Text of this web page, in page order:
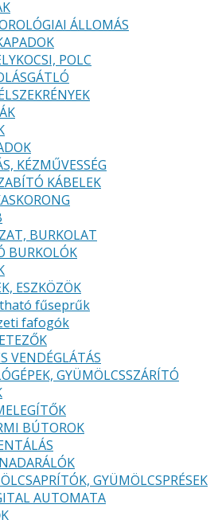
ÁLLOMÁS
POLC
KÉZMŰVESSÉG
KÁBELEK
BURKOLAT
BURKOLÓK
ESZKÖZÖK
fűseprűk
fafogók
VENDÉGLÁTÁS
GYÜMÖLCSSZÁRÍTÓ
BÚTOROK
GYÜMÖLCSPRÉSEK
AUTOMATA